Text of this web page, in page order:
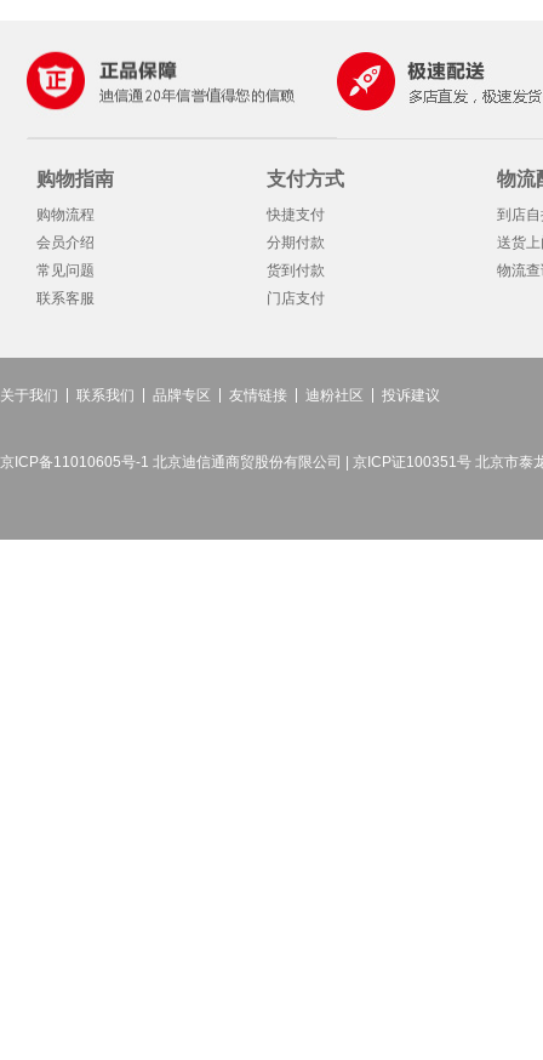
购物指南
购物流程
会员介绍
常见问题
联系客服
支付方式
快捷支付
分期付款
货到付款
门店支付
物流
到店
送货
物流
关于我们 联系我们 品牌专区 友情链接 迪粉社区 投诉建议
京ICP备11010605号-1 北京迪信通商贸股份有限公司 | 京ICP证100351号 北京市泰